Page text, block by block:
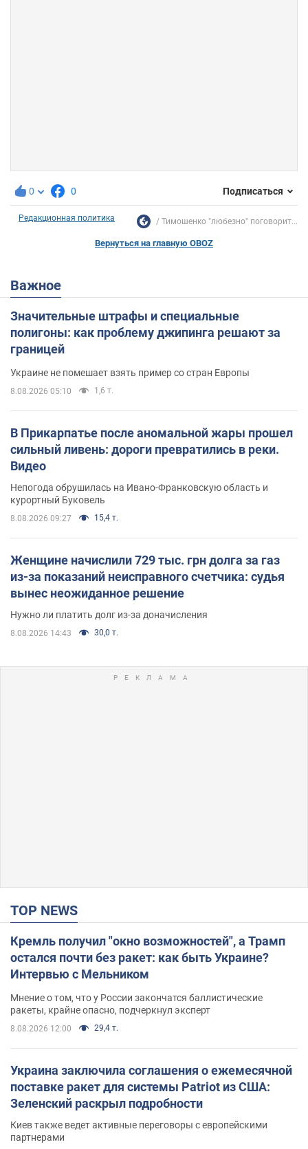
0 0 Подписаться
Редакционная политика Тимошенко "любезно" поговорит...
Вернуться на главную OBOZ
Важное
Значительные штрафы и специальные
полигоны: как проблему джипинга решают за
границей
Украине не помешает взять пример со стран Европы
8.08.2026 05:10 1,6 т.
В Прикарпатье после аномальной жары прошел
сильный ливень: дороги превратились в реки.
Видео
Непогода обрушилась на Ивано-Франковскую область и
курортный Буковель
8.08.2026 09:27 15,4 т.
Женщине начислили 729 тыс. грн долга за газ
из-за показаний неисправного счетчика: судья
вынес неожиданное решение
Нужно ли платить долг из-за доначисления
8.08.2026 14:43 30,0 т.
TOP NEWS
Кремль получил "окно возможностей", а Трамп
остался почти без ракет: как быть Украине?
Интервью с Мельником
Мнение о том, что у России закончатся баллистические
ракеты, крайне опасно, подчеркнул эксперт
8.08.2026 12:00 29,4 т.
Украина заключила соглашения о ежемесячной
поставке ракет для системы Patriot из США:
Зеленский раскрыл подробности
Киев также ведет активные переговоры с европейскими
партнерами